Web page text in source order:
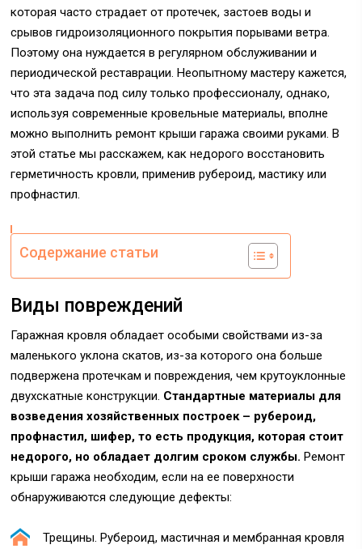
которая часто страдает от протечек, застоев воды и
срывов гидроизоляционного покрытия порывами ветра.
Поэтому она нуждается в регулярном обслуживании и
периодической реставрации. Неопытному мастеру кажется,
что эта задача под силу только профессионалу, однако,
используя современные кровельные материалы, вполне
можно выполнить ремонт крыши гаража своими руками. В
этой статье мы расскажем, как недорого восстановить
герметичность кровли, применив рубероид, мастику или
профнастил.
Содержание статьи
Виды повреждений
Гаражная кровля обладает особыми свойствами из-за
маленького уклона скатов, из-за которого она больше
подвержена протечкам и повреждения, чем крутоуклонные
двухскатные конструкции. Стандартные материалы для
возведения хозяйственных построек – рубероид,
профнастил, шифер, то есть продукция, которая стоит
недорого, но обладает долгим сроком службы. Ремонт
крыши гаража необходим, если на ее поверхности
обнаруживаются следующие дефекты:
Трещины. Рубероид, мастичная и мембранная кровля